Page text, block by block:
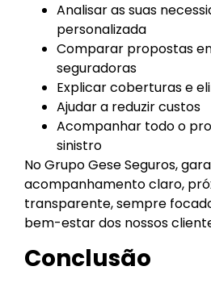
Analisar as suas
personalizada
Comparar propostas
seguradoras
Explicar coberturas e
Ajudar a reduzir custos
Acompanhar todo o
sinistro
No Grupo Gese Seguros,
acompanhamento claro,
transparente, sempre
bem-estar dos nossos
Conclusão